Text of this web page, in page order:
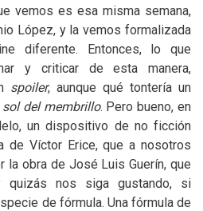
vemos es esa misma semana,
López, y la vemos formalizada
diferente. Entonces, lo que
y criticar de esta manera,
spoiler, aunque qué tontería un
sol del membrillo. Pero bueno, en
un dispositivo de no ficción
de Víctor Erice, que a nosotros
la obra de José Luis Guerín, que
quizás nos siga gustando, si
de fórmula. Una fórmula de